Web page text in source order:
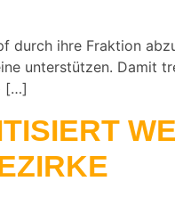
durch ihre Fraktion
unterstützen. Damit
[…]